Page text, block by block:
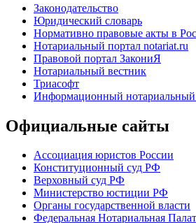
Законодательство
Юридический словарь
Нормативно правовые акты в
Нотариальный портал notariat.ru
Правовой портал ЗакониЯ
Нотариальный вестник
Триасофт
Информационный нотариальный
Официальные сайты
Ассоциация юристов России
Конституционный суд РФ
Верховный суд РФ
Министерство юстиции РФ
Органы государственной власти
Федеральная Нотариальная